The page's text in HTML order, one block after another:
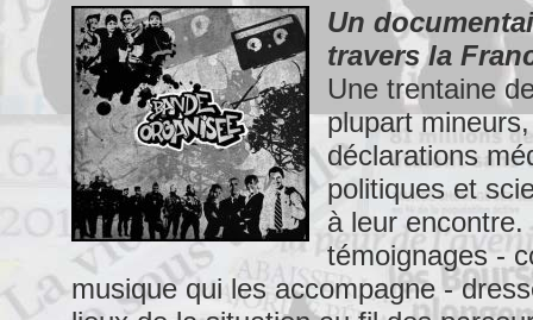
Un
travers la
Une trentaine
plupart
déclarations
politiques et
à leur encontre.
témoignages -
musique qui les accompagne -